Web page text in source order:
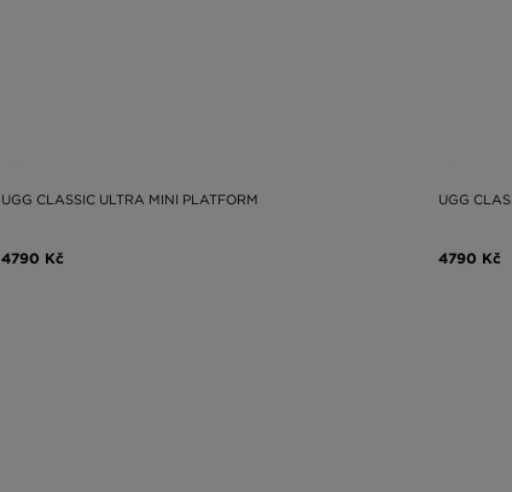
UGG CLASSIC ULTRA MINI PLATFORM
4790 Kč
UGG
4790 Kč